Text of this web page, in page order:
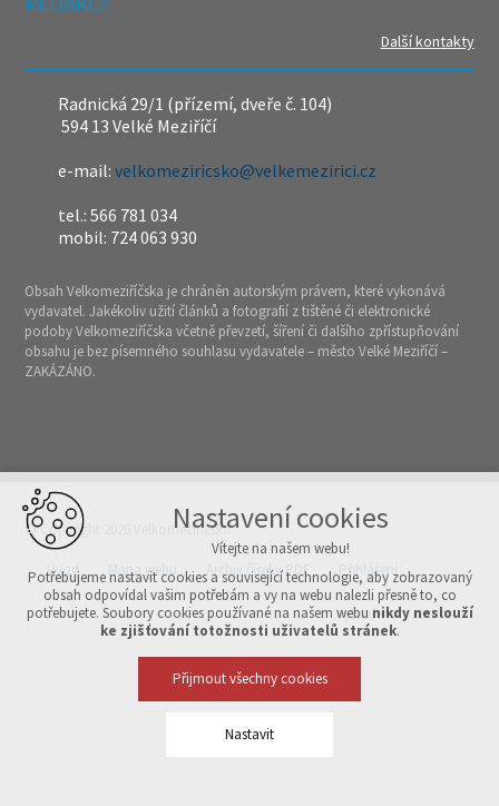
Další kontakty
Radnická 29/1 (přízemí, dveře č. 104)
594 13 Velké Meziříčí
e-mail:velkomeziricsko@velkemezirici.cz
tel.: 566 781 034
mobil: 724 063 930
Obsah Velkomeziříčska je chráněn autorským právem, které vykonává
vydavatel. Jakékoliv užití článků a fotografií z tištěné či elektronické
podoby Velkomeziříčska včetně převzetí, šíření či dalšího zpřístupňování
obsahu je bez písemného souhlasu vydavatele – město Velké Meziříčí –
ZAKÁZÁNO.
© Copyright 2026 Velkomeziříčsko
Úvod Mapa webu Archiv čísel v PDF Přihlášení
Vytvořeno v xart.cz
Nastavení cookies
Vítejte na našem webu!
Potřebujeme nastavit cookies a související technologie, aby zobrazovaný
obsah odpovídal vašim potřebám a vy na webu nalezli přesně to, co
potřebujete. Soubory cookies používané na našem webu nikdy neslouží
ke zjišťování totožnosti uživatelů stránek.
Přijmout všechny cookies
Nastavit